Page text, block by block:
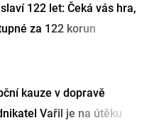
122 let: Čeká vás hra,
za 122 korun
kauze v dopravě
Vařil je na útěku